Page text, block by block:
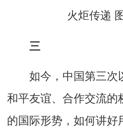
火炬传递
三
如今，中国第三次
和平友谊、合作交流的
的国际形势，如何讲好